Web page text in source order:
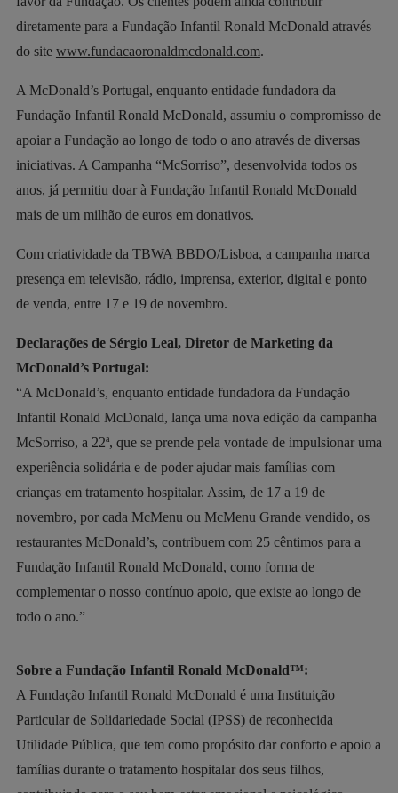
diretamente para a Fundação Infantil Ronald McDonald através
do site www.fundacaoronaldmcdonald.com.
A McDonald’s Portugal, enquanto entidade fundadora da
Fundação Infantil Ronald McDonald, assumiu o compromisso de
apoiar a Fundação ao longo de todo o ano através de diversas
iniciativas. A Campanha “McSorriso”, desenvolvida todos os
anos, já permitiu doar à Fundação Infantil Ronald McDonald
mais de um milhão de euros em donativos.
Com criatividade da TBWA BBDO/Lisboa, a campanha marca
presença em televisão, rádio, imprensa, exterior, digital e ponto
de venda, entre 17 e 19 de novembro.
Declarações de Sérgio Leal, Diretor de Marketing da
McDonald’s Portugal:
“A McDonald’s, enquanto entidade fundadora da Fundação
Infantil Ronald McDonald, lança uma nova edição da campanha
McSorriso, a 22ª, que se prende pela vontade de impulsionar uma
experiência solidária e de poder ajudar mais famílias com
crianças em tratamento hospitalar. Assim, de 17 a 19 de
novembro, por cada McMenu ou McMenu Grande vendido, os
restaurantes McDonald’s, contribuem com 25 cêntimos para a
Fundação Infantil Ronald McDonald, como forma de
complementar o nosso contínuo apoio, que existe ao longo de
todo o ano.”
Sobre a Fundação Infantil Ronald McDonald™:
A Fundação Infantil Ronald McDonald é uma Instituição
Particular de Solidariedade Social (IPSS) de reconhecida
Utilidade Pública, que tem como propósito dar conforto e apoio a
famílias durante o tratamento hospitalar dos seus filhos,